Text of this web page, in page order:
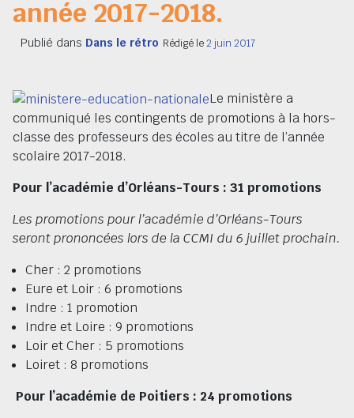
année 2017-2018.
Publié dans Dans le rétro Rédigé le2 juin 2017
Le ministère a
communiqué les contingents de promotions à la hors-
classe des professeurs des écoles au titre de l’année
scolaire 2017-2018.
Pour l’académie d’Orléans-Tours : 31 promotions
Les promotions pour l’académie d’Orléans-Tours
seront prononcées lors de la CCMI du 6 juillet prochain.
Cher : 2 promotions
Eure et Loir : 6 promotions
Indre : 1 promotion
Indre et Loire : 9 promotions
Loir et Cher : 5 promotions
Loiret : 8 promotions
Pour l’académie de Poitiers : 24 promotions